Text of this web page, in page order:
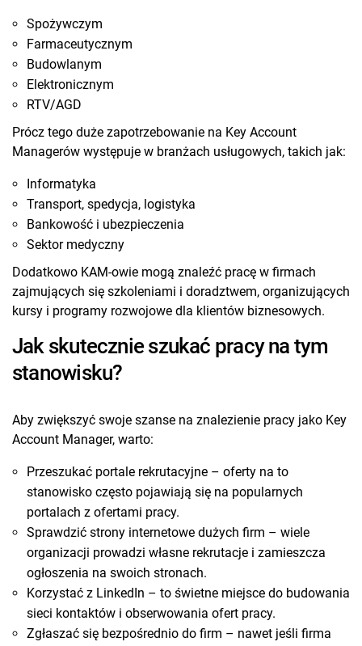
Spożywczym
Farmaceutycznym
Budowlanym
Elektronicznym
RTV/AGD
Prócz tego duże zapotrzebowanie na Key Account
Managerów występuje w branżach usługowych, takich jak:
Informatyka
Transport, spedycja, logistyka
Bankowość i ubezpieczenia
Sektor medyczny
Dodatkowo KAM-owie mogą znaleźć pracę w firmach
zajmujących się szkoleniami i doradztwem, organizujących
kursy i programy rozwojowe dla klientów biznesowych.
Jak skutecznie szukać pracy na tym
stanowisku?
Aby zwiększyć swoje szanse na znalezienie pracy jako Key
Account Manager, warto:
Przeszukać portale rekrutacyjne – oferty na to
stanowisko często pojawiają się na popularnych
portalach z ofertami pracy.
Sprawdzić strony internetowe dużych firm – wiele
organizacji prowadzi własne rekrutacje i zamieszcza
ogłoszenia na swoich stronach.
Korzystać z LinkedIn – to świetne miejsce do budowania
sieci kontaktów i obserwowania ofert pracy.
Zgłaszać się bezpośrednio do firm – nawet jeśli firma